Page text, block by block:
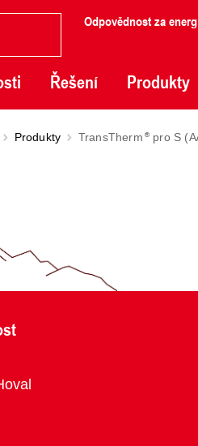
Odpovědnost za
Řešení Produkty
Produkty TransTherm pro S